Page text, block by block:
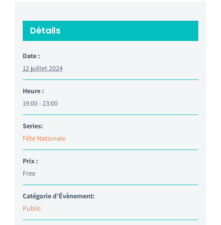
Détails
Date :
12 juillet 2024
Heure :
19:00 - 23:00
Series:
Fête Nationale
Prix :
Free
Catégorie d’Évènement:
Public